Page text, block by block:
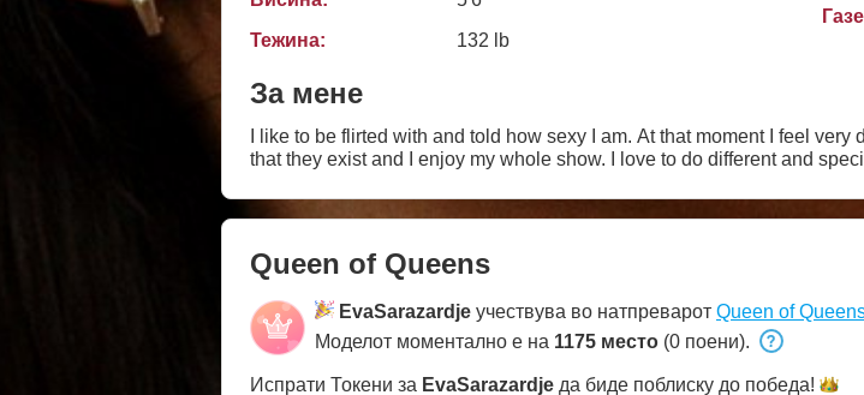
Тежина:
132 lb
За мене
I like to be flirted with and told how sexy I am. At that moment I feel
that they exist and I enjoy my whole show. I love to do different and
Queen of Queens
EvaSarazardje учествува во натпреварот Queen of
Моделот моментално е на 1175 место (0 поени).
Испрати Токени за EvaSarazardje да биде поблиску до победа!